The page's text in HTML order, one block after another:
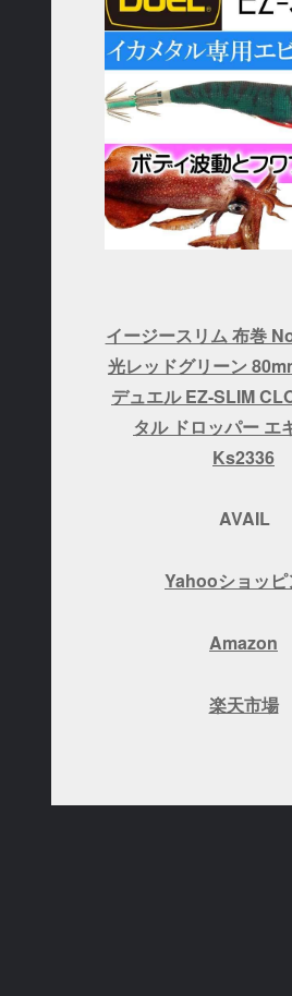
イージースリム 布巻
光レッドグリーン
デュエル EZ-SLIM
タル ドロッパー エ
Ks2336
AVAIL
Yahooショッピ
Amazon
楽天市場